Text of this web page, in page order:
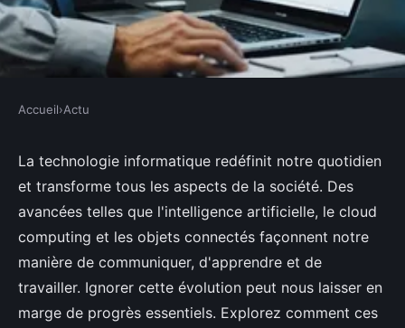
Comment la technologie
informatique transforme la
société que vous ne pouvez pas
ignorer
Lila • 9 octobre 2024•10 min de lecture
Accueil›Actu
La technologie informatique redéfinit notre quotidien
et transforme tous les aspects de la société. Des
avancées telles que l'intelligence artificielle, le cloud
computing et les objets connectés façonnent notre
manière de communiquer, d'apprendre et de
travailler. Ignorer cette évolution peut nous laisser en
marge de progrès essentiels. Explorez comment ces